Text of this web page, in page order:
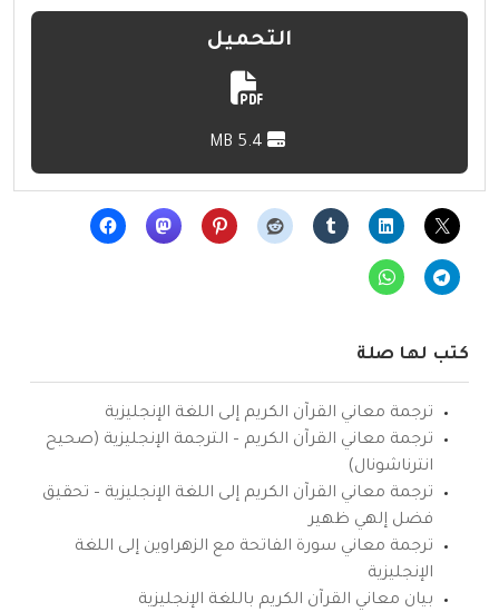
التحميل
كتب لها صلة
ترجمة معاني القرآن الكريم إلى اللغة الإنجليزية
ترجمة معاني القرآن الكريم – الترجمة الإنجليزية (صحيح
انترناشونال)
ترجمة معاني القرآن الكريم إلى اللغة الإنجليزية – تحقيق
فضل إلهي ظهير
ترجمة معاني سورة الفاتحة مع الزهراوين إلى اللغة
الإنجليزية
بيان معاني القرآن الكريم باللغة الإنجليزية